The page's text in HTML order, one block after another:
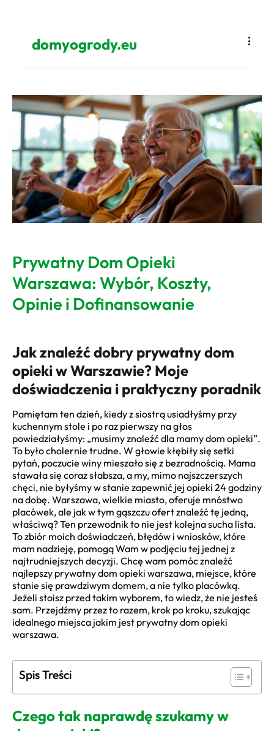
domyogrody.eu
Prywatny Dom Opieki
Warszawa: Wybór, Koszty,
Opinie i Dofinansowanie
Jak znaleźć dobry prywatny dom
opieki w Warszawie? Moje
doświadczenia i praktyczny poradnik
Pamiętam ten dzień, kiedy z siostrą usiadłyśmy przy
kuchennym stole i po raz pierwszy na głos
powiedziałyśmy: „musimy znaleźć dla mamy dom opieki”.
To było cholernie trudne. W głowie kłębiły się setki
pytań, poczucie winy mieszało się z bezradnością. Mama
stawała się coraz słabsza, a my, mimo najszczerszych
chęci, nie byłyśmy w stanie zapewnić jej opieki 24 godziny
na dobę. Warszawa, wielkie miasto, oferuje mnóstwo
placówek, ale jak w tym gąszczu ofert znaleźć tę jedną,
właściwą? Ten przewodnik to nie jest kolejna sucha lista.
To zbiór moich doświadczeń, błędów i wniosków, które
mam nadzieję, pomogą Wam w podjęciu tej jednej z
najtrudniejszych decyzji. Chcę wam pomóc znaleźć
najlepszy prywatny dom opieki warszawa, miejsce, które
stanie się prawdziwym domem, a nie tylko placówką.
Jeżeli stoisz przed takim wyborem, to wiedz, że nie jesteś
sam. Przejdźmy przez to razem, krok po kroku, szukając
idealnego miejsca jakim jest prywatny dom opieki
warszawa.
Spis Treści
Czego tak naprawdę szukamy w